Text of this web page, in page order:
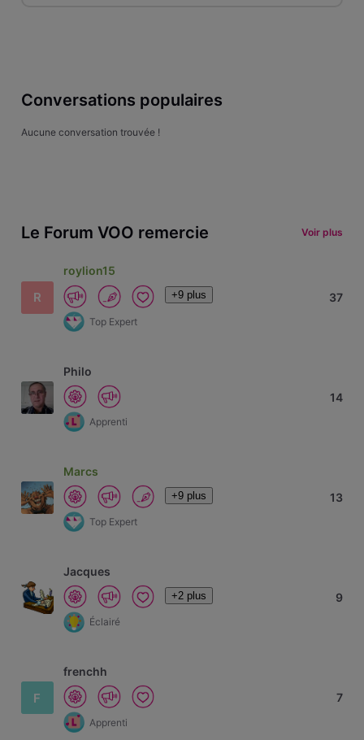
Conversations populaires
Aucune conversation trouvée !
Le Forum VOO remercie Voir plus
R
roylion15
+9 plus
Top Expert
37
Philo
Apprenti
14
Marcs
+9 plus
Top Expert
13
Jacques
+2 plus
Éclairé
9
F
frenchh
Apprenti
7